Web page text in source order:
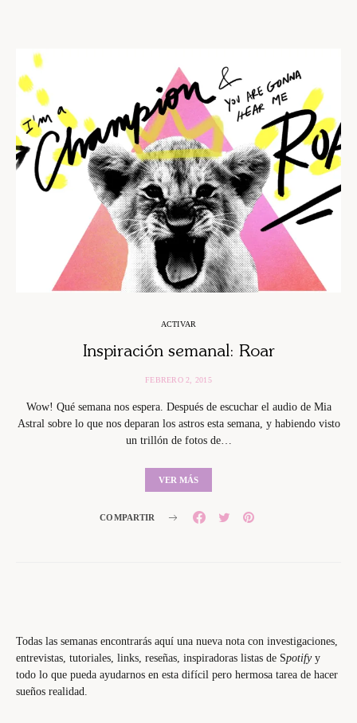
ACTIVAR
Inspiración semanal: Roar
FEBRERO 2, 2015
Wow! Qué semana nos espera. Después de escuchar el audio de Mia
Astral sobre lo que nos deparan los astros esta semana, y habiendo visto
un trillón de fotos de…
VER MÁS
COMPARTIR
Todas las semanas encontrarás aquí una nueva nota con investigaciones,
entrevistas, tutoriales, links, reseñas, inspiradoras listas de Spotify y
todo lo que pueda ayudarnos en esta difícil pero hermosa tarea de hacer
sueños realidad.